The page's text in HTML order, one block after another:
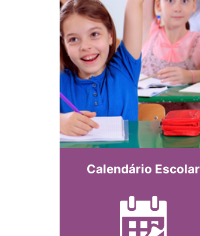
Calendário Escolar